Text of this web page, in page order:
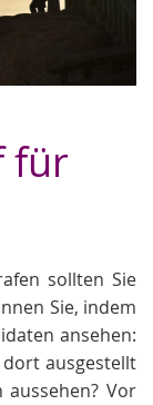
für
sollten Sie
Sie, indem
ansehen:
ausgestellt
Vor